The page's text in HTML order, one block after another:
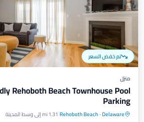
تم خفض السعر
منزل
Rehoboth Beach Townhouse Pool
Parking
Delaware
·
Rehoboth Beach 1.31 mi إلى وسط المدينة مواجه للمحيط موقف سيارات